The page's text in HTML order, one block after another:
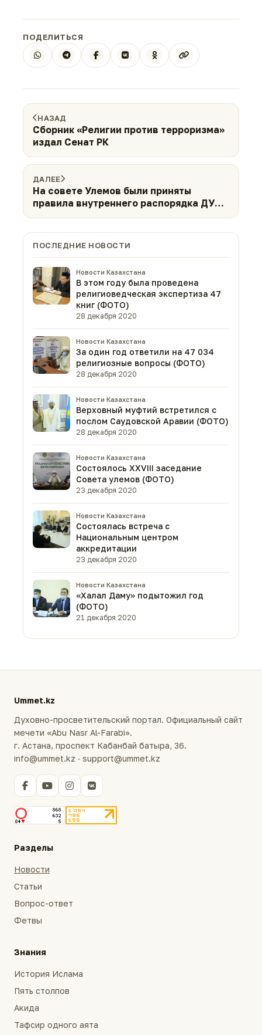
ПОДЕЛИТЬСЯ
НАЗАД
Сборник «Религии против терроризма»
издал Сенат РК
ДАЛЕЕ
На совете Улемов были приняты
правила внутреннего распорядка ДУМК
(ФОТО)
ПОСЛЕДНИЕ НОВОСТИ
Новости Казахстана
В этом году была проведена
религиоведческая экспертиза 47
книг (ФОТО)
28 декабря 2020
Новости Казахстана
За один год ответили на 47 034
религиозные вопросы (ФОТО)
28 декабря 2020
Новости Казахстана
Верховный муфтий встретился с
послом Саудовской Аравии (ФОТО)
28 декабря 2020
Новости Казахстана
Состоялось XXVIII заседание
Совета улемов (ФОТО)
23 декабря 2020
Новости Казахстана
Состоялась встреча с
Национальным центром
аккредитации
23 декабря 2020
Новости Казахстана
«Халал Даму» подытожил год
(ФОТО)
21 декабря 2020
Ummet.kz
Духовно-просветительский портал. Официальный сайт
мечети «Abu Nasr Al-Farabi».
г. Астана, проспект Кабанбай батыра, 36.
info@ummet.kz · support@ummet.kz
Разделы
Новости
Статьи
Вопрос-ответ
Фетвы
Знания
История Ислама
Пять столпов
Акида
Тафсир одного аята